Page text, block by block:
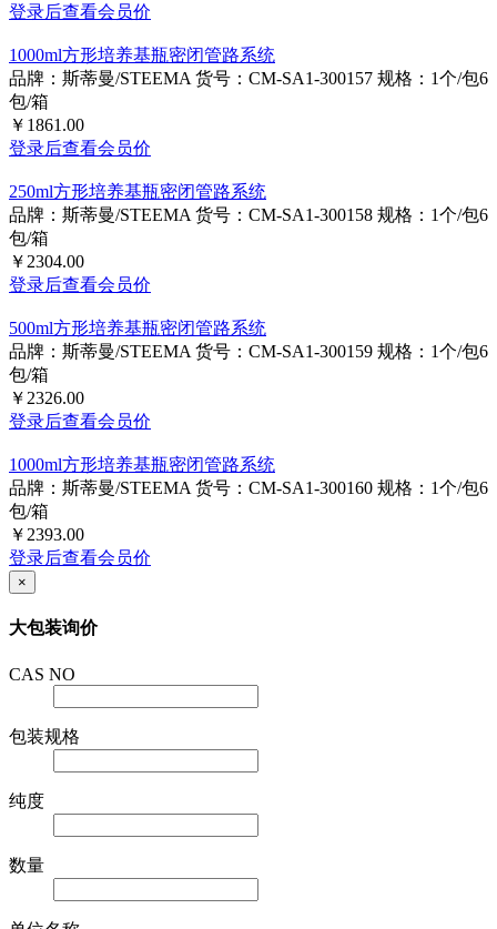
登录后查看会员价
1000ml方形培养基瓶密闭管路系统
品牌：斯蒂曼/STEEMA 货号：CM-SA1-300157 规格：1个/包6
包/箱
￥1861.00
登录后查看会员价
250ml方形培养基瓶密闭管路系统
品牌：斯蒂曼/STEEMA 货号：CM-SA1-300158 规格：1个/包6
包/箱
￥2304.00
登录后查看会员价
500ml方形培养基瓶密闭管路系统
品牌：斯蒂曼/STEEMA 货号：CM-SA1-300159 规格：1个/包6
包/箱
￥2326.00
登录后查看会员价
1000ml方形培养基瓶密闭管路系统
品牌：斯蒂曼/STEEMA 货号：CM-SA1-300160 规格：1个/包6
包/箱
￥2393.00
登录后查看会员价
×
大包装询价
CAS NO
包装规格
纯度
数量